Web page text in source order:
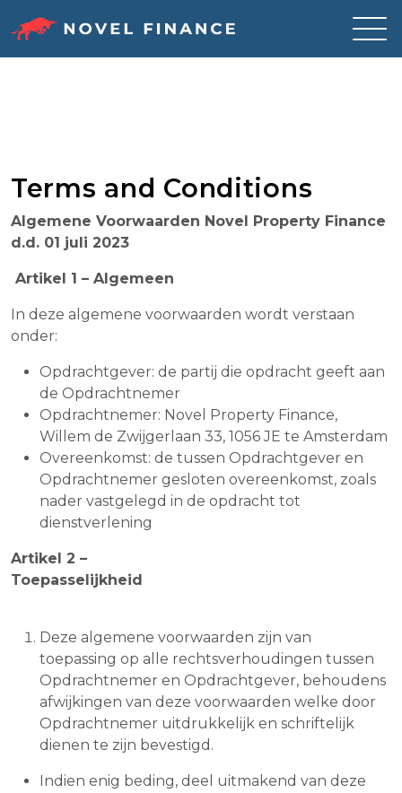
to
Terms and Conditions
Algemene Voorwaarden Novel Property Finance
d.d. 01 juli 2023
Artikel 1 – Algemeen
In deze algemene voorwaarden wordt verstaan
onder:
Opdrachtgever: de partij die opdracht geeft aan
de Opdrachtnemer
Opdrachtnemer: Novel Property Finance,
Willem de Zwijgerlaan 33, 1056 JE te Amsterdam
Overeenkomst: de tussen Opdrachtgever en
Opdrachtnemer gesloten overeenkomst, zoals
nader vastgelegd in de opdracht tot
dienstverlening
Artikel 2 –
Toepasselijkheid
Deze algemene voorwaarden zijn van
toepassing op alle rechtsverhoudingen tussen
Opdrachtnemer en Opdrachtgever, behoudens
afwijkingen van deze voorwaarden welke door
Opdrachtnemer uitdrukkelijk en schriftelijk
dienen te zijn bevestigd.
Indien enig beding, deel uitmakend van deze